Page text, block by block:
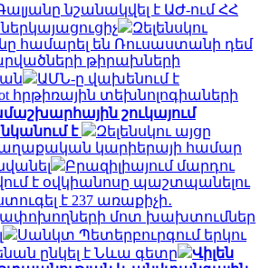
նշանակվել է ԱԺ-ում ՀՀ
Զելենսկու
համարել են Ռուսաստանի դեմ
թիրախների
ԱՄՆ-ը վախենում է
հրթիռային տեխնոլոգիաների
շուկայում
է
Զելենսկու այցը
կարիերայի համար
Բրազիլիայում մարդու
է օվկիանոսը պաշտպանելու
է 237 առաքիչի․
մոտ խախտումներ
Սանկտ Պետերբուրգում երկու
ընկել է Նևա գետը
Վիլեն